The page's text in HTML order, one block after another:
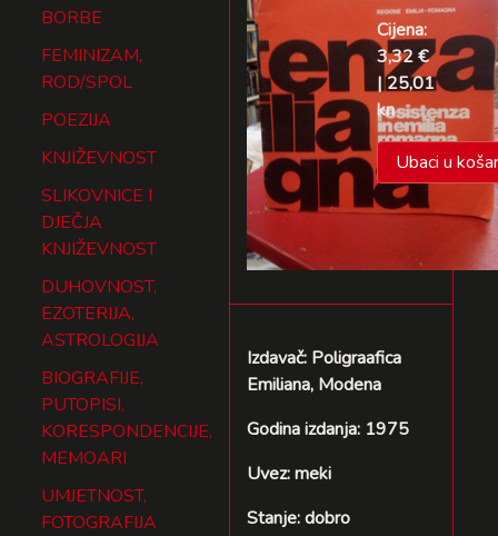
BORBE
FEMINIZAM,
ROD/SPOL
POEZIJA
KNJIŽEVNOST
SLIKOVNICE I
DJEČJA
KNJIŽEVNOST
DUHOVNOST,
EZOTERIJA,
ASTROLOGIJA
BIOGRAFIJE,
PUTOPISI,
KORESPONDENCIJE,
MEMOARI
UMJETNOST,
FOTOGRAFIJA
Cijena:
3,32 €
| 25,01
kn
Ubaci u
Izdavač: Poligraafica
Emiliana, Modena
Godina izdanja: 1975
Uvez: meki
Stanje: dobro